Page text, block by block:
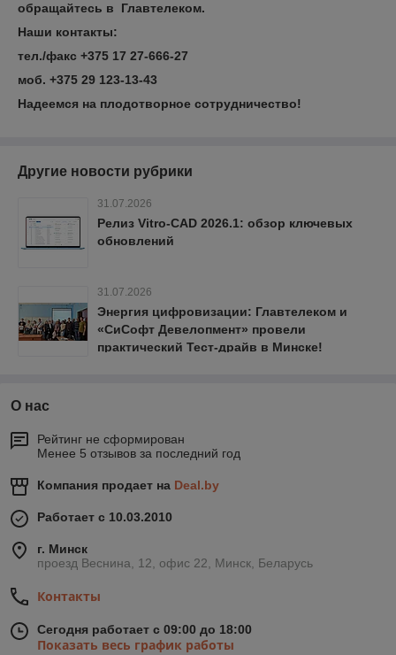
обращайтесь в Главтелеком.
Наши контакты:
тел./факс +375 17 27-666-27
моб. +375 29 123-13-43
Надеемся на плодотворное сотрудничество!
Другие новости рубрики
31.07.2026
Релиз Vitro-CAD 2026.1: обзор ключевых
обновлений
31.07.2026
Энергия цифровизации: Главтелеком и
«СиСофт Девелопмент» провели
практический Тест-драйв в Минске!
О нас
Рейтинг не сформирован
Менее 5 отзывов за последний год
Компания продает на Deal.by
Работает с 10.03.2010
г. Минск
проезд Веснина, 12, офис 22, Минск, Беларусь
Контакты
Сегодня работает с 09:00 до 18:00
Показать весь график работы